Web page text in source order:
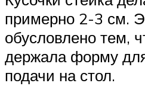
примерно 2-3 см.
обусловлено тем,
держала форму
подачи на стол.